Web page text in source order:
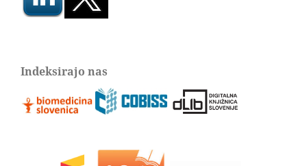
Indeksirajo nas